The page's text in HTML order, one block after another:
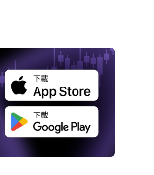
關稅的見解
投資項目爭議
資多元化